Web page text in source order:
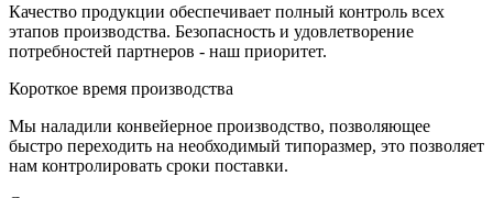
Качество продукции обеспечивает полный контроль всех
этапов производства. Безопасность и удовлетворение
потребностей партнеров - наш приоритет.
Короткое время производства
Мы наладили конвейерное производство, позволяющее
быстро переходить на необходимый типоразмер, это позволяет
нам контролировать сроки поставки.